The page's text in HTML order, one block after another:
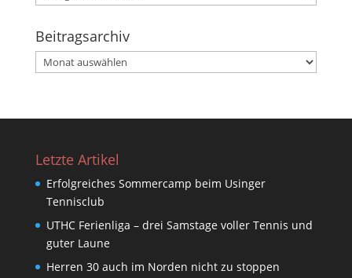
Beitragsarchiv
Beitragsarchiv
Letzte Artikel
Erfolgreiches Sommercamp beim Usinger
Tennisclub
UTHC Ferienliga – drei Samstage voller Tennis und
guter Laune
Herren 30 auch im Norden nicht zu stoppen